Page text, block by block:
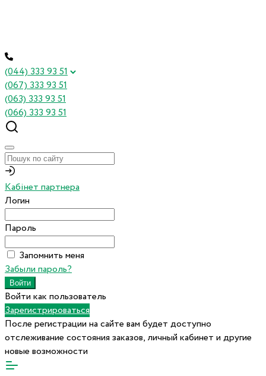
(044) 333 93 51
(067) 333 93 51
(063) 333 93 51
(066) 333 93 51
Кабінет партнера
Логин
Пароль
Запомнить меня
Забыли пароль?
Войти как пользователь
Зарегистрироваться
После регистрации на сайте вам будет доступно
отслеживание состояния заказов, личный кабинет и другие
новые возможности